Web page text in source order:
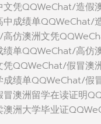
凭QQWeChat/造假
成绩单QQWeChat/
仿澳洲文凭
单QQWeChat/高仿
QQWeChat/假冒澳
绩单QQWeChat/假
澳洲留学在读证明
洲大学毕业证